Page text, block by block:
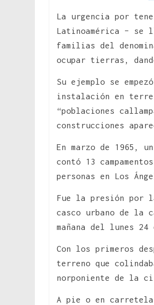
La urgencia por
Latinoamérica – se
familias del
ocupar tierras,
Su ejemplo se
instalación en
“poblaciones
construcciones
En marzo de 1965,
contó 13
personas en Los
Fue la presión por
casco urbano de
mañana del lunes 24
Con los primeros
terreno que
norponiente de la
A pie o en